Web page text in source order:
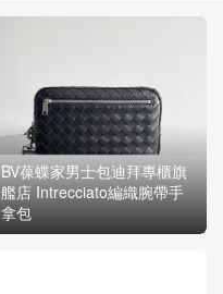
BV葆蝶家男士包迪拜專櫃旗
艦店 Intrecciato編織腕帶手
拿包